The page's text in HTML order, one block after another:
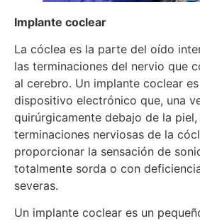
Implante coclear
La cóclea es la parte del oído
las terminaciones del nervio que
al cerebro. Un implante coclear
dispositivo electrónico que, una
quirúrgicamente debajo de la
terminaciones nerviosas de la
proporcionar la sensación de
totalmente sorda o con
severas.
Un implante coclear es un